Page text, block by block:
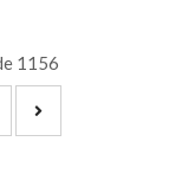
1156